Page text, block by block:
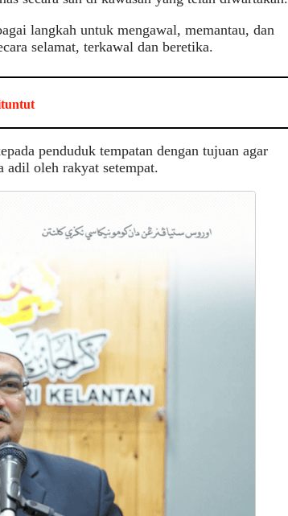
langkah untuk mengawal, memantau, dan
selamat, terkawal dan beretika.
penduduk tempatan dengan tujuan agar
adil oleh rakyat setempat.